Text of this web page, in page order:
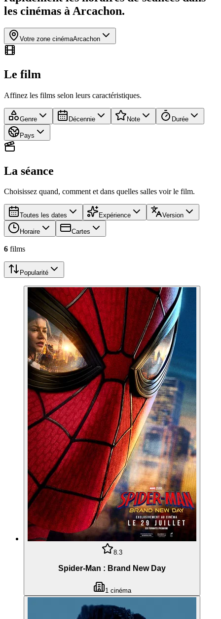
les cinémas à Arcachon.
Votre zone cinémaArcachon
Le film
Affinez les films selon leurs caractéristiques.
Genre Décennie Note Durée
Pays
La séance
Choisissez quand, comment et dans quelles salles voir le film.
Toutes les dates Expérience Version
Horaire Cartes
6 films
Popularité
8.3
Spider-Man : Brand New Day
1 cinéma